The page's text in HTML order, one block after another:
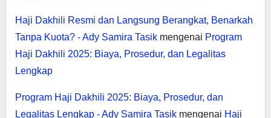
Haji Dakhili Resmi dan Langsung Berangkat, Benarkah
Tanpa Kuota? - Ady Samira Tasikmengenai Program
Haji Dakhili 2025: Biaya, Prosedur, dan Legalitas
Lengkap
Program Haji Dakhili 2025: Biaya, Prosedur, dan
Legalitas Lengkap - Ady Samira Tasikmengenai Haji